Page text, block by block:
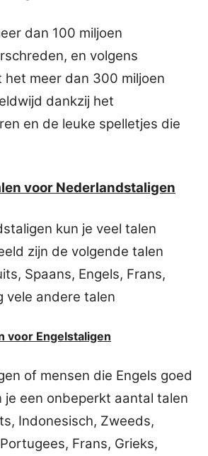
dan 100 miljoen
en volgens
het meer dan 300 miljoen
dankzij het
en de leuke spelletjes die
voor Nederlandstaligen
kun je veel talen
zijn de volgende talen
Spaans, Engels, Frans,
vele andere talen
voor Engelstaligen
of mensen die Engels goed
je een onbeperkt aantal talen
Indonesisch, Zweeds,
Frans, Grieks,